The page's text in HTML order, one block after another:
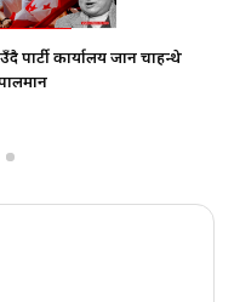
पार्टी कार्यालय जान चाहन्थे